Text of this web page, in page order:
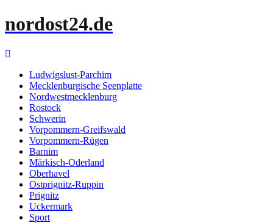
Inhalt
nordost24.de
Ludwigslust-Parchim
Mecklenburgische Seenplatte
Nordwestmecklenburg
Rostock
Schwerin
Vorpommern-Greifswald
Vorpommern-Rügen
Barnim
Märkisch-Oderland
Oberhavel
Ostprignitz-Ruppin
Prignitz
Uckermark
Sport